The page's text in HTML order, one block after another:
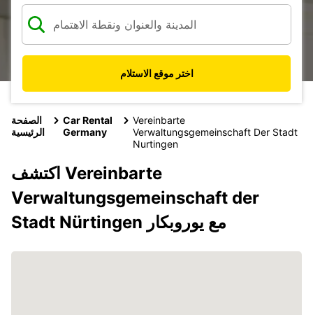
اختر موقع الاستلام
الصفحة
الرئيسية
Car Rental
Germany
Vereinbarte
Verwaltungsgemeinschaft Der Stadt
Nurtingen
اكتشف Vereinbarte
Verwaltungsgemeinschaft der
Stadt Nürtingen مع يوروبكار